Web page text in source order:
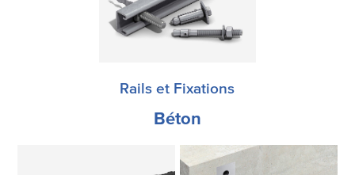
Rails et Fixations
Béton